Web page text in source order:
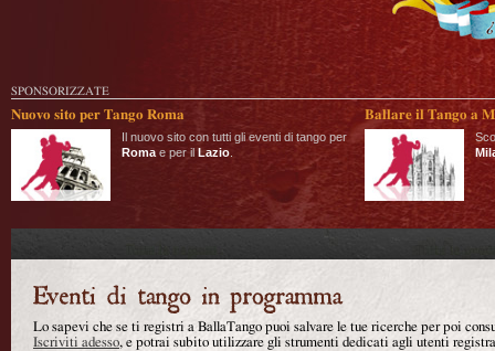
SPONSORIZZATE
Nuovo sito per Tango Roma
Il nuovo sito con tutti gli eventi di tango per
Roma e per il Lazio
Ballare il Tango a
Lo sapevi che se ti registri a BallaTango puoi salvare le tue ricerche per poi
Iscriviti adesso, e potrai subito utilizzare gli strumenti dedicati agli utenti